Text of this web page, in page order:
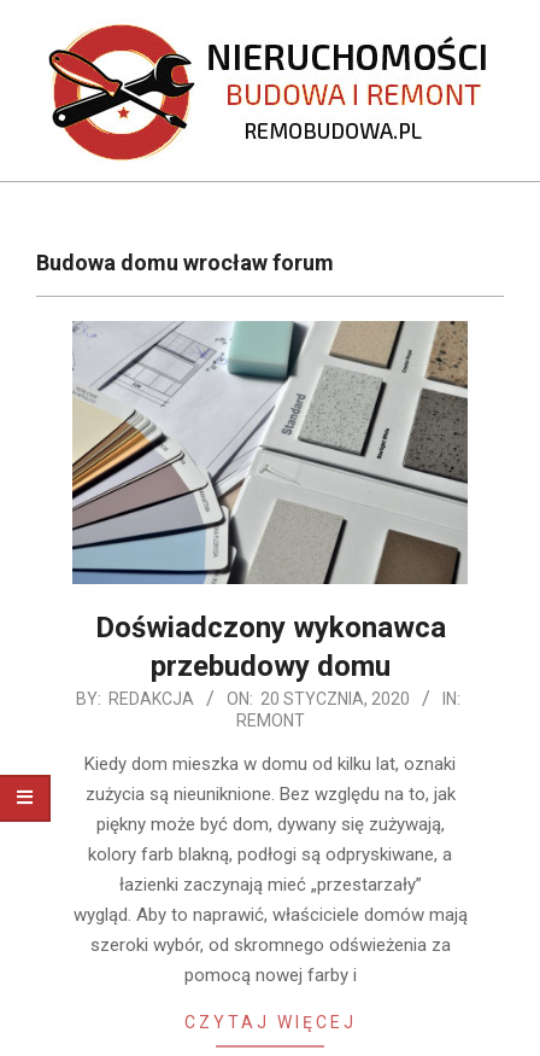
content
REMOBUDOWA.PL
NavigationBudowa domu wrocław forum
Doświadczony wykonawca
przebudowy domu
2020-
20
BY: REDAKCJA ON: 20 STYCZNIA, 2020
IN:
REMONT
Kiedy dom mieszka w domu od kilku lat, oznaki
zużycia są nieuniknione. Bez względu na to, jak
piękny może być dom, dywany się zużywają,
kolory farb blakną, podłogi są odpryskiwane, a
łazienki zaczynają mieć „przestarzały”
wygląd. Aby to naprawić, właściciele domów mają
szeroki wybór, od skromnego odświeżenia za
pomocą nowej farby i
CZYTAJ WIĘCEJ